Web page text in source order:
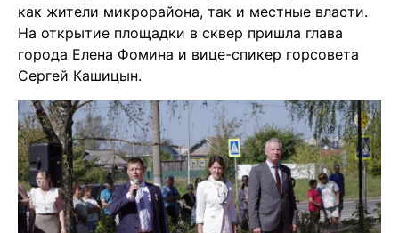
как жители микрорайона, так и местные власти.
На открытие площадки в сквер пришла глава
города Елена Фомина и вице-спикер горсовета
Сергей Кашицын.